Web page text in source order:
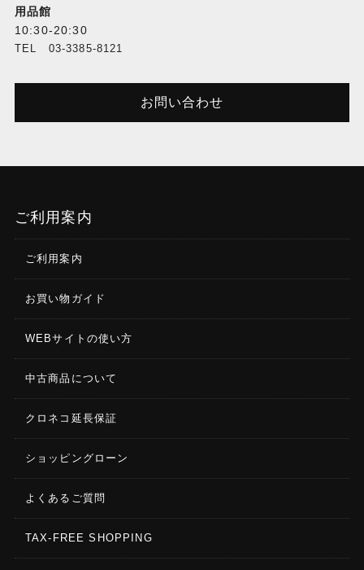
用品館
10:30-20:30
TEL 03-3385-8121
お問い合わせ
ご利用案内
ご利用案内
お買い物ガイド
WEBサイトの使い方
中古商品について
クロネコ延長保証
ショッピングローン
よくあるご質問
TAX-FREE SHOPPING